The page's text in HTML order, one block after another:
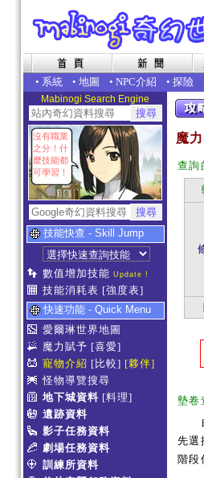
• 系統 • 地圖 • NPC介紹 • 探險
Mabinogi Search Engine
沒有職業
之分！什
麼技能都
可學習！
技能快查 - Skill Jump
數值增加技能 Update !
技能消耗表 [強度表]
快速功能 - Quick Menu
愛爾琳世界地圖
魔力賦予 [喜愛]
寵物介紹 [比較] [夥伴]
怪物導覽搜尋
地下城資料 [料理]
遺跡資料
影子任務資料
劇場任務資料
訓練所資料
魔
查詢
墊卷
先選
階段